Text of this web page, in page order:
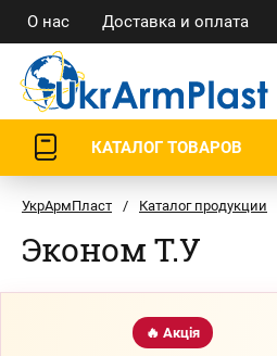
О нас Доставка и оплата
КАТАЛОГ ТОВАРОВ
УкрАрмПласт / Каталог продукции
Эконом Т.У
🔥 Акція